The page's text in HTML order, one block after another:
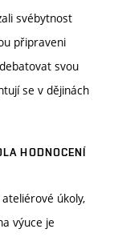
svébytnost
připraveni
svou
se v dějinách
HODNOCENÍ
úkoly,
výuce je